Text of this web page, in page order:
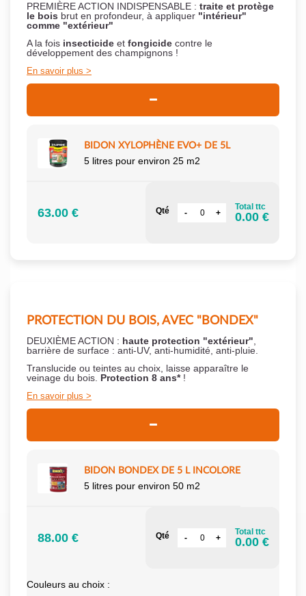
PREMIÈRE ACTION INDISPENSABLE : traite et protège
le bois brut en profondeur, à appliquer "intérieur"
comme "extérieur"
A la fois insecticide et fongicide contre le
développement des champignons !
En savoir plus
BIDON XYLOPHÈNE EVO+ DE 5L
5 litres pour environ 25 m2
63.00 € Qté Total ttc
0.00 €
PROTECTION DU BOIS, AVEC "BONDEX"
DEUXIÈME ACTION : haute protection "extérieur"
barrière de surface : anti-UV, anti-humidité, anti-pluie.
Translucide ou teintes au choix, laisse apparaître le
veinage du bois. Protection 8 ans*!
En savoir plus
BIDON BONDEX DE 5 L INCOLORE
5 litres pour environ 50 m2
88.00 € Qté Total ttc
0.00 €
Couleurs au choix :